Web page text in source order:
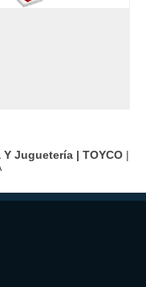
Juguetería | TOYCO |